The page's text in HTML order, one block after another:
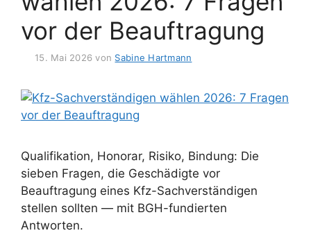
vor der Beauftragung
15. Mai 2026 von Sabine Hartmann
Qualifikation, Honorar, Risiko, Bindung: Die
sieben Fragen, die Geschädigte vor
Beauftragung eines Kfz-Sachverständigen
stellen sollten — mit BGH-fundierten
Antworten.